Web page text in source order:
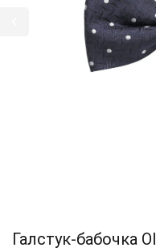
Галстук-бабочка